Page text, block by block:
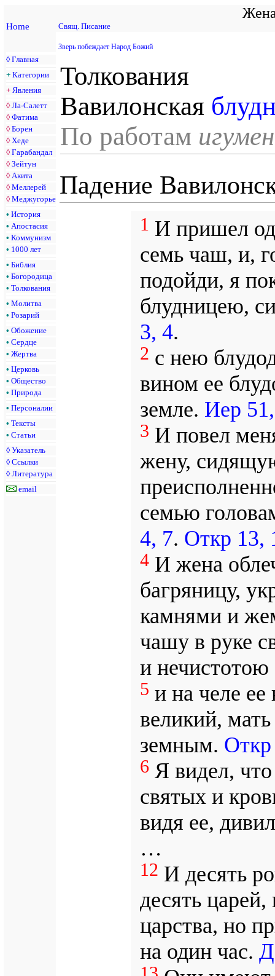
Home Свящ. Писание
◊ Главная
+ Категории
+ Явления
◊ Ла-Салетт
◊ Фатима
◊ Борен
◊ Хеде
◊ Гарабандал
◊ Зейтун
◊ Акита
◊ Меллерей
◊ Меджугорье
• История
• Апостасия
• Коммунизм
• 1000 лет
• Библия
• Богородица
• Толкования
• Молитва
• Розарий
• Обожение
• Сердце
• Жертва
• Церковь
• Общество
• Природа
• Персоналии
• Тексты
• Статьи
◊ Указатель
◊ Ссылки
◊ Литература
email
Зверь побеждает Народ Божий
Толкования
Вавилонская
По работам
Падение
1 И пришел
семь чаш, и,
подойди, я
блудницею,
3, 4.
2 с нею
вином ее
земле. Иер
3 И повел
жену,
семью
4, 7. Откр 13,
4И жена
багряницу,
камнями и
чашу в руке
и нечистотою
5 и на челе
великий,
земным.
6 Я видел,
святых и
видя ее,
…
12 И десять
десять
царства, но
на один час.